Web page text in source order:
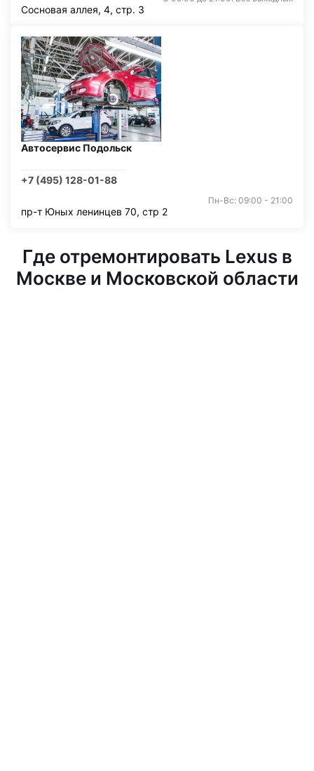
Сосновая аллея, 4, стр. 3
Автосервис Подольск
+7 (495) 128-01-88
Пн-Вс: 09:00 - 21:00
пр-т Юных ленинцев 70, стр 2
Где отремонтировать Lexus в
Москве и Московской области